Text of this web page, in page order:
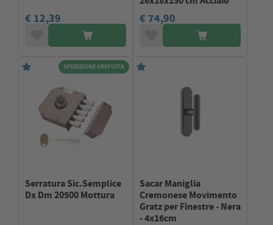
€ 12,39 € 74,90
SPEDIZIONE GRATUITA
Serratura Sic.Semplice
Dx Dm 20500 Mottura
Sacar Maniglia
Cremonese Movimento
Gratz per Finestre - Nera
- 4x16cm